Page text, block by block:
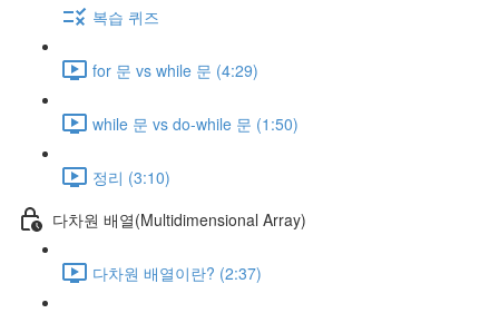
복습 퀴즈
for 문 vs while 문 (4:29)
while 문 vs do-while 문 (1:50)
정리 (3:10)
다차원 배열(Multidimensional Array)
다차원 배열이란? (2:37)